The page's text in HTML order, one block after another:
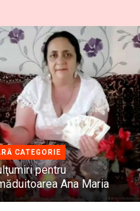
CATEGORIE
pentru
Ana Maria